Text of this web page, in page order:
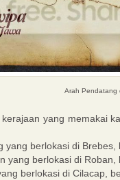
Arah Pendatang
yang memakai
yang berlokasi di
yang berlokasi di
berlokasi di Cilacap,